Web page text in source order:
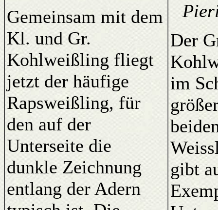
Gemeinsam mit dem
Kl. und Gr.
Kohlweißling fliegt
jetzt der häufige
Rapsweißling, für
den auf der
Unterseite die
dunkle Zeichnung
entlang der Adern
Der
im
gibt